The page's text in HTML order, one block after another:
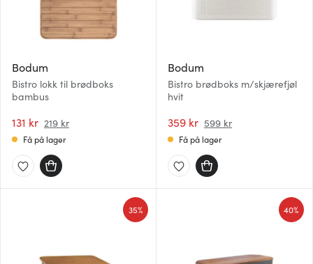
Bodum
Bistro lokk til brødboks
bambus
131 kr 219 kr
Få på lager
Bodum
Bistro brødboks m/skjærefjøl
hvit
359 kr 599 kr
Få på lager
35% 40%